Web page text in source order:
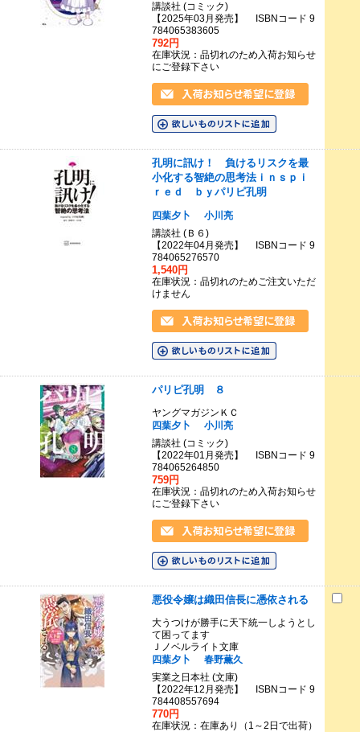
講談社 (コミック)
【2025年03月発売】 ISBNコード 9
784065383605
792円
在庫状況：品切れのため入荷お知らせ
にご登録下さい
孔明に訊け！ 負けるリスクを最
小化する智絶の思考法ｉｎｓｐｉ
ｒｅｄ ｂｙパリピ孔明
四葉夕卜
小川亮
講談社 (Ｂ６)
【2022年04月発売】 ISBNコード 9
784065276570
1,540円
在庫状況：品切れのためご注文いただ
けません
パリピ孔明 ８
ヤングマガジンＫＣ
四葉夕卜
小川亮
講談社 (コミック)
【2022年01月発売】 ISBNコード 9
784065264850
759円
在庫状況：品切れのため入荷お知らせ
にご登録下さい
悪役令嬢は織田信長に憑依される
大うつけが勝手に天下統一しようとし
て困ってます
Ｊノベルライト文庫
四葉夕卜
春野薫久
実業之日本社 (文庫)
【2022年12月発売】 ISBNコード 9
784408557694
770円
在庫状況：在庫あり（1～2日で出荷）